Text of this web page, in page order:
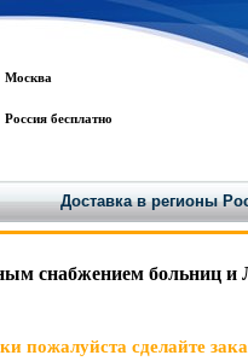
Москва
Россия бесплатно
Доставка в регионы
снабжением больниц
пожалуйста сделайте